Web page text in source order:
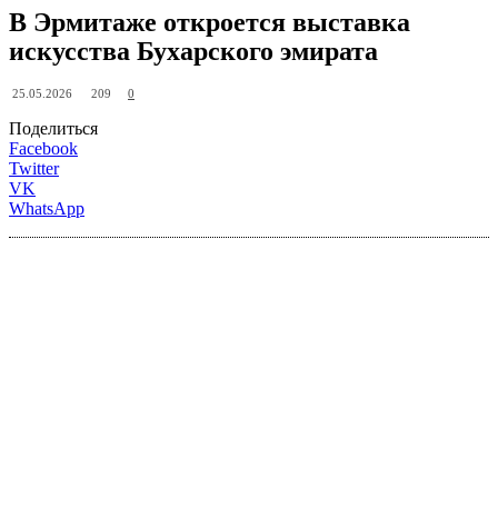
В Эрмитаже откроется выставка
искусства Бухарского эмирата
25.05.2026 209 0
Поделиться
Facebook
Twitter
VK
WhatsApp